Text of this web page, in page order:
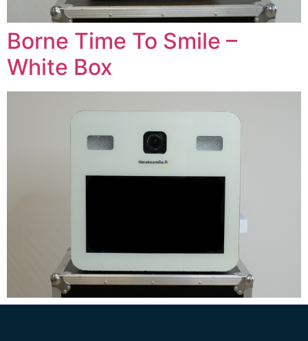
Borne Time To Smile –
White Box